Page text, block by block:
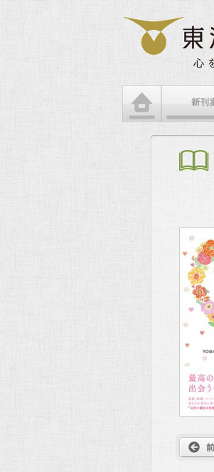
メインメニュー
メインコンテンツへ移動
サブコンテンツへ移動